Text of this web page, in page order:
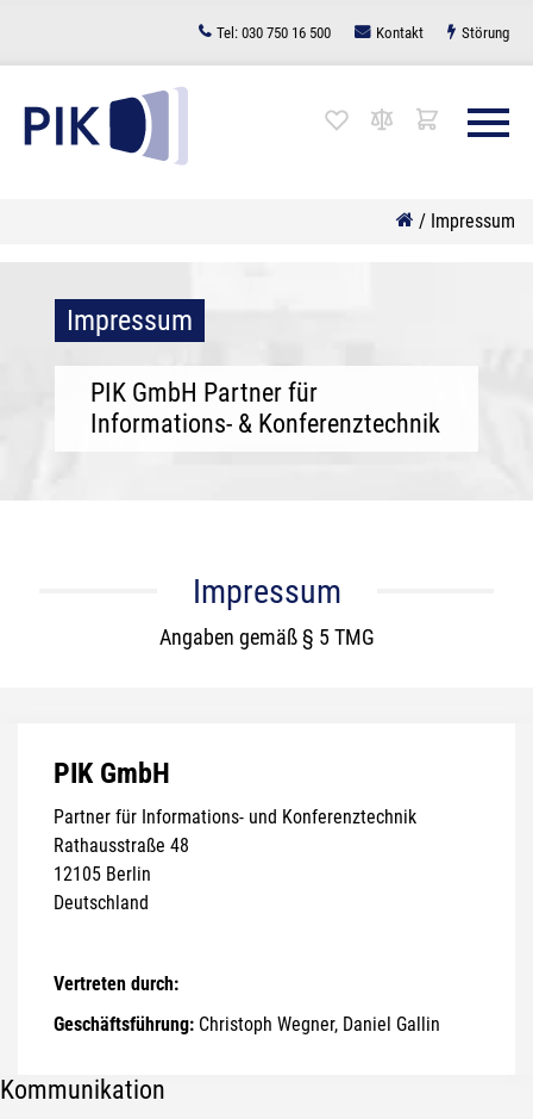
springen
Tel: 030 750 16 500 Kontakt Störung
/ Impressum
Impressum
PIK GmbH Partner für
Informations- & Konferenztechnik
Impressum
Angaben gemäß § 5 TMG
PIK GmbH
Partner für Informations- und Konferenztechnik
Rathausstraße 48
12105 Berlin
Deutschland
Vertreten durch:
Geschäftsführung: Christoph Wegner, Daniel Gallin
Kommunikation